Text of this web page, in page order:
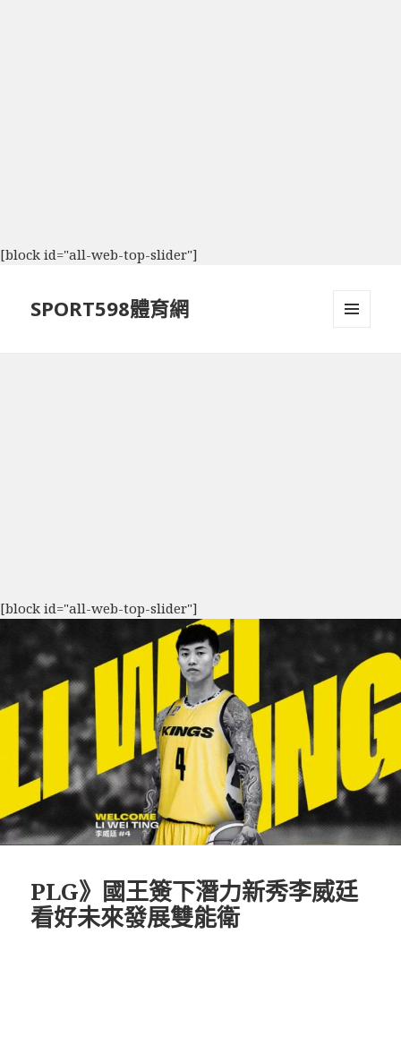
[block id="all-web-top-slider"]
SPORT598體育網
[block id="all-web-top-slider"]
PLG》國王簽下潛力新秀李威廷
看好未來發展雙能衛